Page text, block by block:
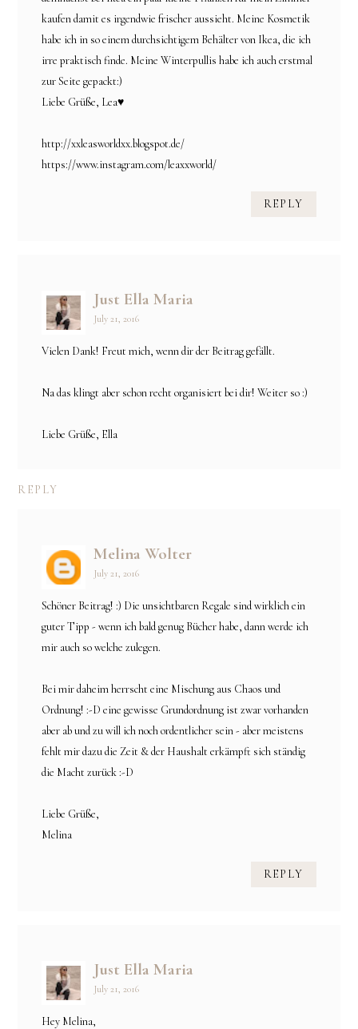
kaufen damit es irgendwie frischer aussieht. Meine Kosmetik
habe ich in so einem durchsichtigem Behälter von Ikea, die ich
irre praktisch finde. Meine Winterpullis habe ich auch erstmal
zur Seite gepackt:)
Liebe Grüße, Lea♥
http://xxleasworldxx.blogspot.de/
https://www.instagram.com/leaxxworld/
REPLY
Just Ella Maria
July 21, 2016
Vielen Dank! Freut mich, wenn dir der Beitrag gefällt.
Na das klingt aber schon recht organisiert bei dir! Weiter so :)
Liebe Grüße, Ella
REPLY
Melina Wolter
July 21, 2016
Schöner Beitrag! :) Die unsichtbaren Regale sind wirklich ein
guter Tipp - wenn ich bald genug Bücher habe, dann werde ich
mir auch so welche zulegen.
Bei mir daheim herrscht eine Mischung aus Chaos und
Ordnung! :-D eine gewisse Grundordnung ist zwar vorhanden
aber ab und zu will ich noch ordentlicher sein - aber meistens
fehlt mir dazu die Zeit & der Haushalt erkämpft sich ständig
die Macht zurück :-D
Liebe Grüße,
Melina
REPLY
Just Ella Maria
July 21, 2016
Hey Melina,